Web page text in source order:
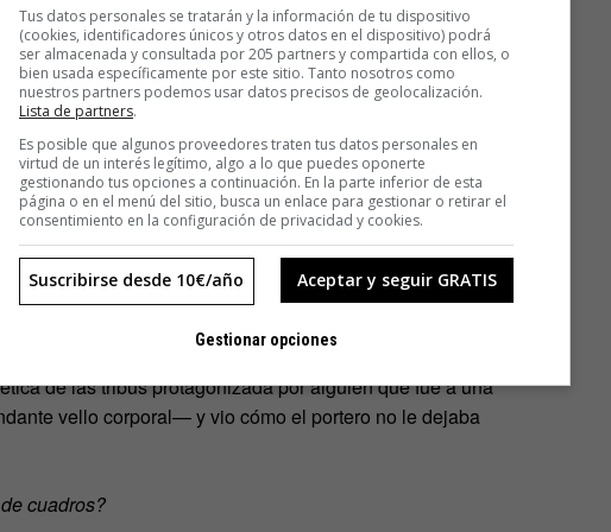
en su comportamiento, cuestionan los estereotipos de
desde el principio de su historia colectiva y tiene que ver
colectivo en el que la pluma se haya admirado o, al
con pluma los que se han visto más discriminados,
conseguido cambiar en todos estos años», explica.
que es vergonzoso que un hombre tenga un
«una especie de traición a su masculinidad porque
más manidos es el que tiene que ver con la moda y la
de las tribus protagonizada por alguien que fue a una
vello corporal— y vio cómo el portero no le dejaba
cuadros?
Tus datos personales se tratarán y la información de tu dispositivo
(cookies, identificadores únicos y otros datos en el dispositivo) podrá
ser almacenada y consultada por 205 partners y compartida con ellos, o
bien usada específicamente por este sitio. Tanto nosotros como
nuestros partners podemos usar datos precisos de geolocalización.
Lista de partners.
Es posible que algunos proveedores traten tus datos personales en
virtud de un interés legítimo, algo a lo que puedes oponerte
gestionando tus opciones a continuación. En la parte inferior de esta
página o en el menú del sitio, busca un enlace para gestionar o retirar el
consentimiento en la configuración de privacidad y cookies.
Aceptar y seguir GRATIS
Suscribirse desde 10€/año
Gestionar opciones